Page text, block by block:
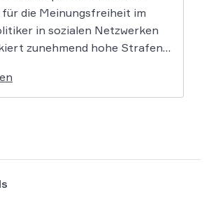
die Meinungsfreiheit im
in sozialen Netzwerken
zunehmend hohe Strafen.
Nutzer eine empfindliche
weil dieser den